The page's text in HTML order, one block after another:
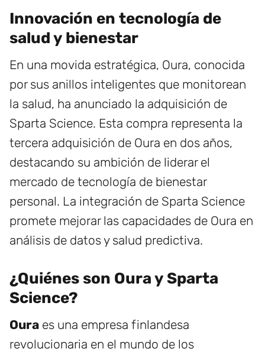
Innovación en tecnología de
salud y bienestar
En una movida estratégica, Oura, conocida
por sus anillos inteligentes que monitorean
la salud, ha anunciado la adquisición de
Sparta Science. Esta compra representa la
tercera adquisición de Oura en dos años,
destacando su ambición de liderar el
mercado de tecnología de bienestar
personal. La integración de Sparta Science
promete mejorar las capacidades de Oura en
análisis de datos y salud predictiva.
¿Quiénes son Oura y Sparta
Science?
Oura es una empresa finlandesa
revolucionaria en el mundo de los